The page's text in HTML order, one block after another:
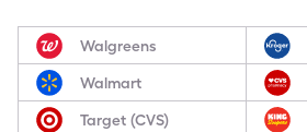
Walgreens
Walmart
Target (CVS)